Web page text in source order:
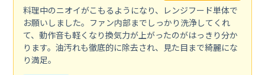
料理中のニオイがこもるようになり、レンジフード単体で
お願いしました。ファン内部までしっかり洗浄してくれ
て、動作音も軽くなり換気力が上がったのがはっきり分か
ります。油汚れも徹底的に除去され、見た目まで綺麗にな
り満足。